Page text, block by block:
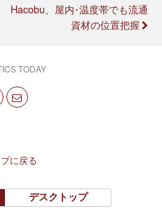
Hacobu、屋内･温度帯でも流通
資材の位置把握
TODAY
に戻る
デスクトップ